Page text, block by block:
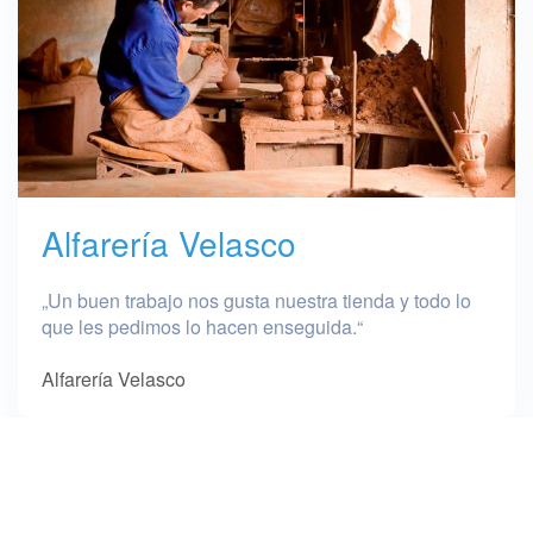
Alfarería Velasco
„Un buen trabajo nos gusta nuestra tienda y todo lo
que les pedimos lo hacen enseguida.“
Alfarería Velasco